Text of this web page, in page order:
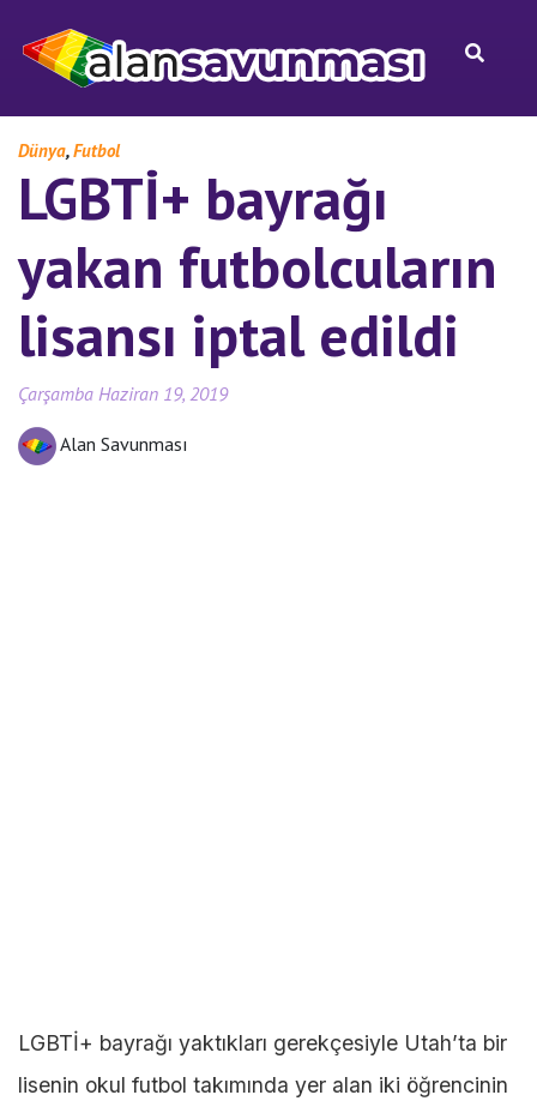
Dünya,Futbol
LGBTİ+ bayrağı
yakan futbolcuların
lisansı iptal edildi
Çarşamba Haziran 19, 2019
Alan Savunması
LGBTİ+ bayrağı yaktıkları gerekçesiyle Utah’ta bir
lisenin okul futbol takımında yer alan iki öğrencinin